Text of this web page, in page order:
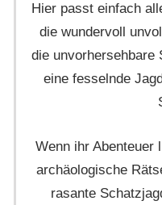
Hier passt einfach
die wundervoll
die unvorhersehbare
eine fesselnde
Wenn ihr Abenteuer
archäologische
rasante